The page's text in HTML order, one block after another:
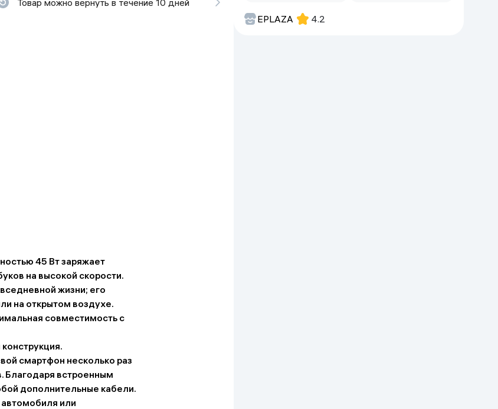
Товар можно вернуть в течение 10 дней
45 Вт заряжает
на высокой скорости.
жизни; его
на открытом воздухе.
совместимость с
смартфон несколько раз
Благодаря встроенным
дополнительные кабели.
или
EPLAZA 4.2